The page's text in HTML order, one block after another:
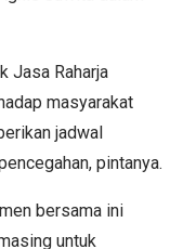
Jasa Raharja
masyarakat
jadwal
pintanya.
bersama ini
untuk